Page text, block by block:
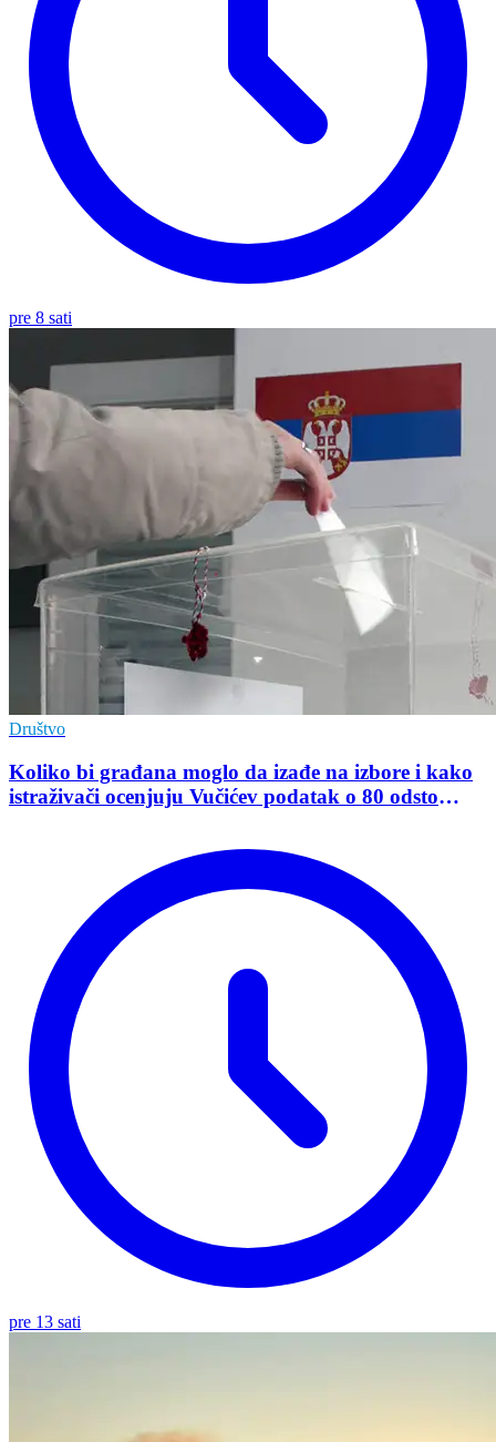
pre 8 sati
Društvo
Koliko bi građana moglo da izađe na izbore i kako
istraživači ocenjuju Vučićev podatak o 80 odsto
pre 13 sati